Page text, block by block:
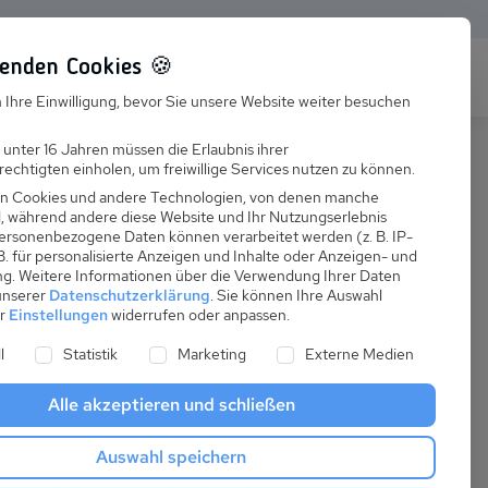
Suchen
Karriere
Ausbildung
ab
pro Nacht
Anreise
Cookies 🍪
Einwilligung, bevor Sie unsere Website weiter besuchen
16 Jahren müssen die Erlaubnis ihrer
einholen, um freiwillige Services nutzen zu können.
Cookies und andere Technologien, von denen manche
während andere diese Website und Ihr Nutzungserlebnis
Daten können verarbeitet werden (z. B. IP-
für personalisierte Anzeigen und Inhalte oder Anzeigen- und
Weitere Informationen über die Verwendung Ihrer Daten
Datenschutzerklärung. Sie können Ihre Auswahl
Einstellungenwiderrufen oder anpassen.
Liste der Service-Gruppen, für die eine Einwilligung
Statistik Marketing Externe Medien
Alle akzeptieren und schließen
Auswahl speichern